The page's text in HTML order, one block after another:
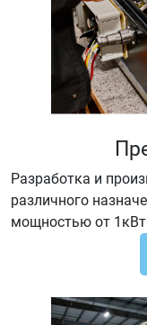
Разработка и
различного
мощностью от